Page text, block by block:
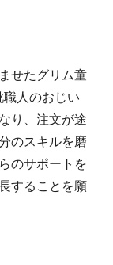
せたグリム童
人のおじい
り、注文が途
のスキルを磨
のサポートを
することを願